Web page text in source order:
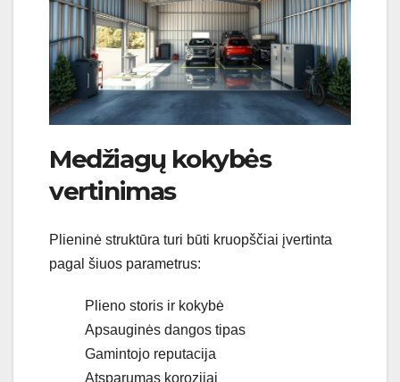
Medžiagų kokybės
vertinimas
Plieninė struktūra turi būti kruopščiai įvertinta
pagal šiuos parametrus:
Plieno storis ir kokybė
Apsauginės dangos tipas
Gamintojo reputacija
Atsparumas korozijai